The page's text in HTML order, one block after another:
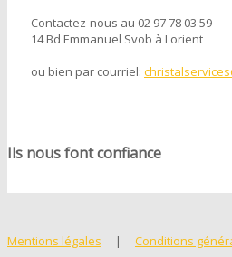
Contactez-nous au 02 97 78 03 59
14 Bd Emmanuel Svob à Lorient
ou bien par courriel:
Ils nous font confiance
Mentions légales | Conditions